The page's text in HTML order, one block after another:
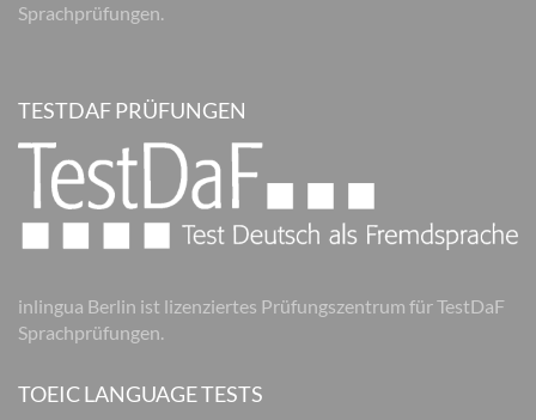
Sprachprüfungen.
TESTDAF PRÜFUNGEN
inlingua Berlin ist lizenziertes Prüfungszentrum für TestDaF
Sprachprüfungen.
TOEIC LANGUAGE TESTS